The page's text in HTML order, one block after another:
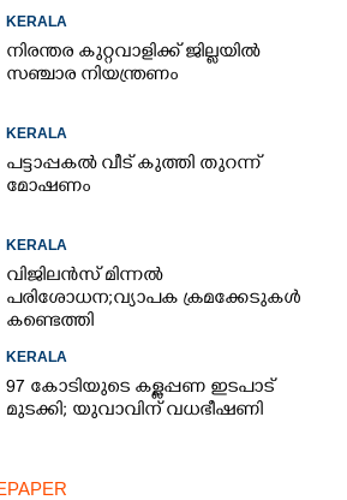
KERALA
നിരന്തര കുറ്റവാളിക്ക് ജില്ലയിൽ
സഞ്ചാര നിയന്ത്രണം
KERALA
പട്ടാപ്പകൽ വീട് കുത്തി തുറന്ന്
മോഷണം
KERALA
വിജിലൻസ് മിന്നൽ
പരിശോധന; വ്യാപക ക്രമക്കേടുകൾ
കണ്ടെത്തി
KERALA
97 കോടിയുടെ കള്ളപ്പണ ഇടപാട്
മുടക്കി; യുവാവിന് വധഭീഷണി